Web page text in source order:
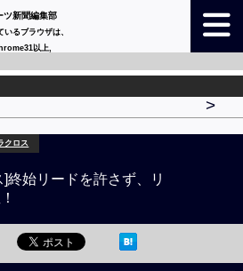
ツ新聞編集部
るブラウザは、
以上,
>
クロス
終始リードを許さず、リ